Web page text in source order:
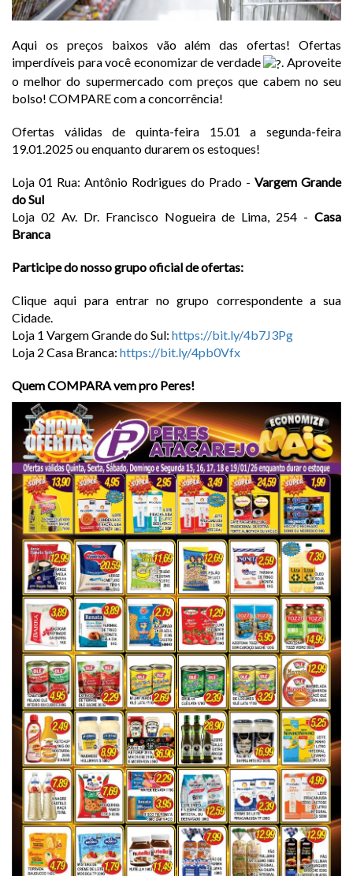
Aqui os preços baixos vão além das ofertas! Ofertas
imperdíveis para você economizar de verdade
. Aproveite
o melhor do supermercado com preços que cabem no seu
bolso! COMPARE com a concorrência!
Ofertas válidas de quinta-feira 15.01 a segunda-feira
19.01.2025 ou enquanto durarem os estoques!
Loja 01 Rua: Antônio Rodrigues do Prado - Vargem Grande
do Sul
Loja 02 Av. Dr. Francisco Nogueira de Lima, 254 - Casa
Branca
Participe do nosso grupo oficial de ofertas:
Clique aqui para entrar no grupo correspondente a sua
Cidade.
Loja 1 Vargem Grande do Sul: https://bit.ly/4b7J3Pg
Loja 2 Casa Branca: https://bit.ly/4pb0Vfx
Quem COMPARA vem pro Peres!